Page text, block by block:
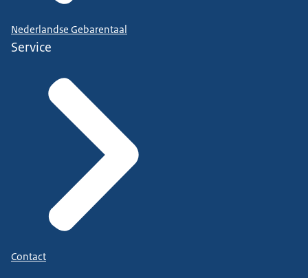
Nederlandse Gebarentaal
Service
Contact